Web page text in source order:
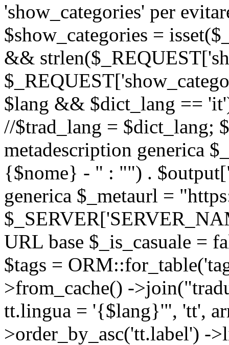
'show_categories' per
$show_categories =
&&
$lang && $dict_lang ==
//$trad_lang = $dict_lang;
metadescription generica
{$nome} - " : "") .
generica $_metaurl =
URL base $_is_casuale =
$tags =
>from_cache() -
tt.lingua = '{$lang}'", 'tt',
>order_by_asc('tt.label') -